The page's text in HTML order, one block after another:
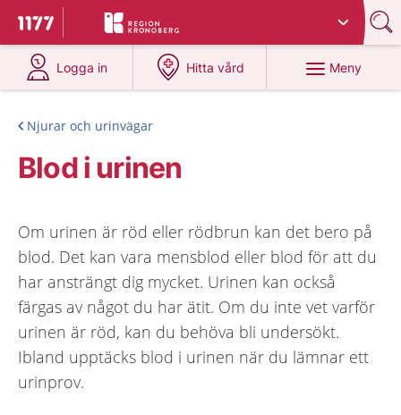
Till startsidan för 1177
Du har valt region
Logga in
på 1177.se
Hitta vård
på 1177.se
Meny
Njurar och urinvägar
Blod i urinen
Om urinen är röd eller rödbrun kan det bero på
blod. Det kan vara mensblod eller blod för att du
har ansträngt dig mycket. Urinen kan också
färgas av något du har ätit. Om du inte vet varför
urinen är röd, kan du behöva bli undersökt.
Ibland upptäcks blod i urinen när du lämnar ett
urinprov.